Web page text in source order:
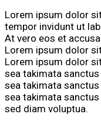
Lorem ipsum dolor
tempor invidunt ut
At vero eos et
Lorem ipsum dolor
Lorem ipsum dolor
sea takimata
sea takimata
sea takimata
sed diam voluptua.